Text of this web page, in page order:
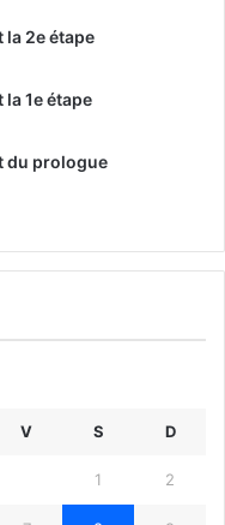
la 2e étape
1e étape
du prologue
V S D
1 2